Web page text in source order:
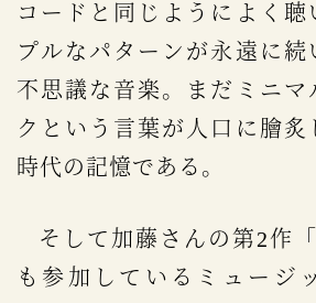
コードと同じようによく聴
プルなパターンが永遠に続
不思議な音楽。まだミニマ
クという言葉が人口に膾炙
時代の記憶である。
そして加藤さんの第2作「
も参加しているミュージ